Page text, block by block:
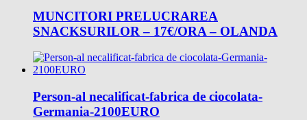
MUNCITORI PRELUCRAREA
SNACKSURILOR – 17€/ORA – OLANDA
Person-al necalificat-fabrica de ciocolata-
Germania-2100EURO